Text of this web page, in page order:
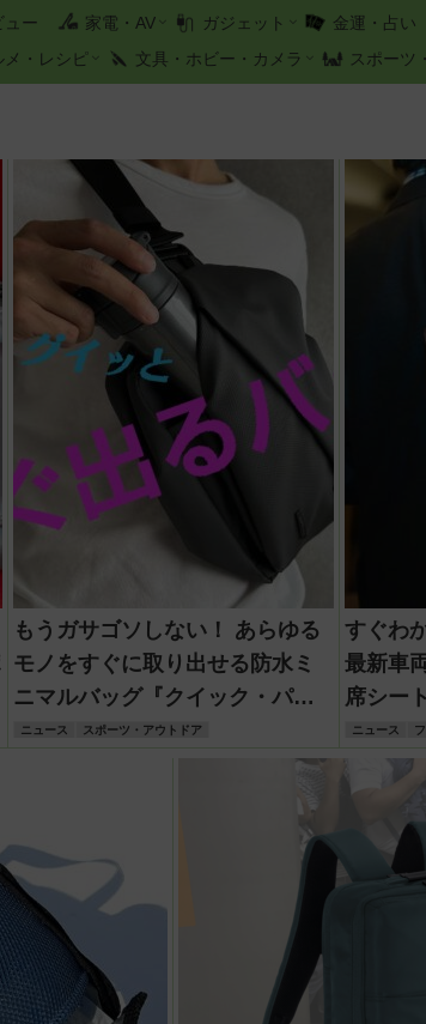
ュー 家電・AV ガジェット 金運・占い
メ・レシピ
文具・ホビー・カメラ スポーツ
もうガサゴソしない！ あらゆる
モノをすぐに取り出せる防水ミ
ニマルバッグ『クイック・パッ
ク・トラスポ』
ニュース スポーツ・アウトドア
すぐわか
最新車
席シー
＆クラ
ニュース